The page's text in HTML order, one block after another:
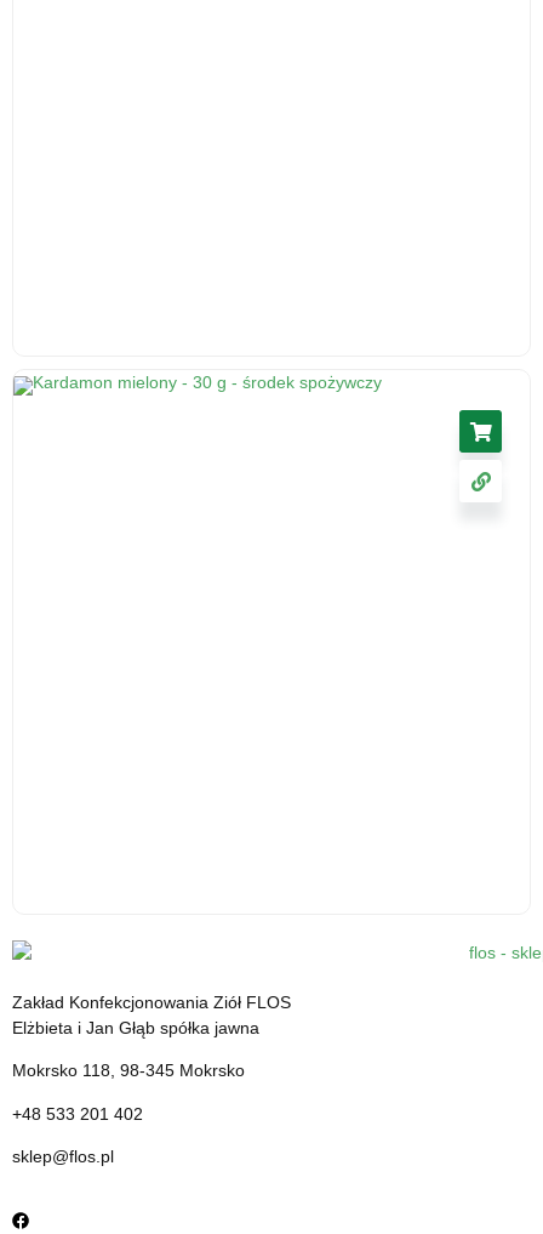
Ślaz kwiat 50 g - herbatka ziołowa, suplement
diety
Kardamon mielony - 30 g - środek spożywczy
12.31zł cena z VAT
Zakład Konfekcjonowania Ziół FLOS
Elżbieta i Jan Głąb spółka jawna
Mokrsko 118, 98-345 Mokrsko
+48 533 201 402
sklep@flos.pl